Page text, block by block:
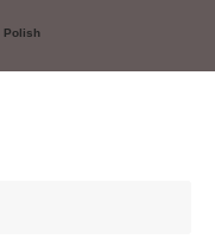
Polish